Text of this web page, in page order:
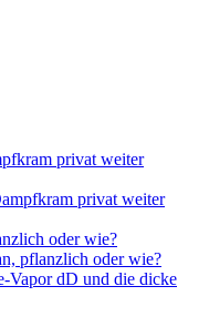
privat weiter
privat weiter
oder wie?
pflanzlich oder wie?
Vapor dD und die dicke